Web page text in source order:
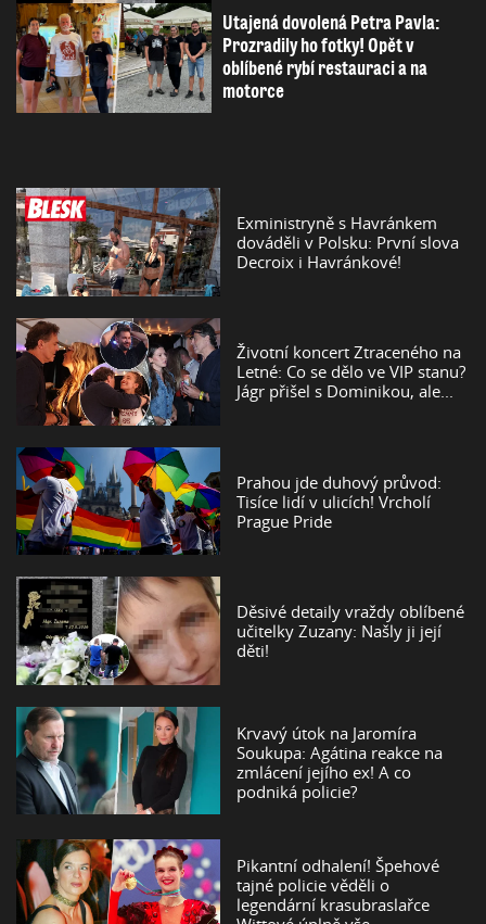
Utajená dovolená Petra Pavla:
Prozradily ho fotky! Opět v
oblíbené rybí restauraci a na
motorce
Exministryně s Havránkem
dováděli v Polsku: První slova
Decroix i Havránkové!
Životní koncert Ztraceného na
Letné: Co se dělo ve VIP stanu?
Jágr přišel s Dominikou, ale...
Prahou jde duhový průvod:
Tisíce lidí v ulicích! Vrcholí
Prague Pride
Děsivé detaily vraždy oblíbené
učitelky Zuzany: Našly ji její
děti!
Krvavý útok na Jaromíra
Soukupa: Agátina reakce na
zmlácení jejího ex! A co
podniká policie?
Pikantní odhalení! Špehové
tajné policie věděli o
legendární krasubraslařce